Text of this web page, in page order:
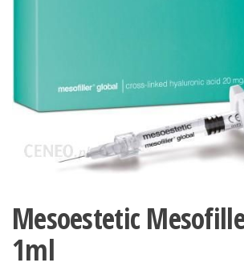
Mesoestetic
1ml